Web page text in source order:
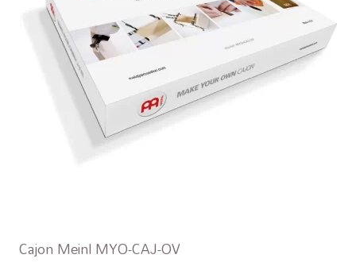
Cajon Meinl MYO-CAJ-OV